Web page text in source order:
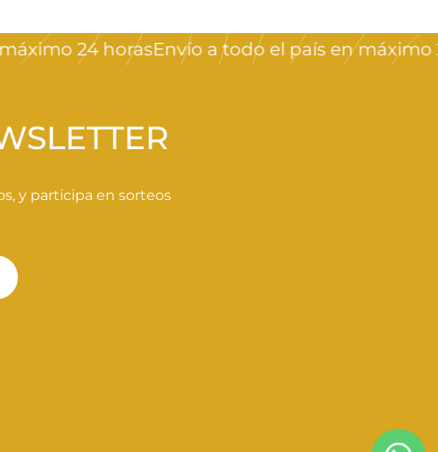
24 horasEnvío a todo el país en máximo 24
y participa en sorteos